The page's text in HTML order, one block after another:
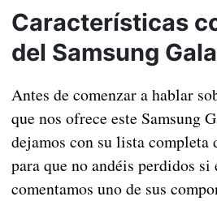
Características
del Samsung
Antes de comenzar a hablar
que nos ofrece este Samsung
dejamos con su lista completa
para que no andéis perdidos
comentamos uno de sus